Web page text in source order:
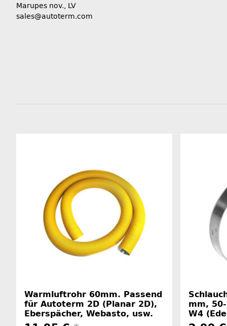
Marupes nov., LV
sales@autoterm.com
Warmluftrohr 60mm. Passend
für Autoterm 2D (Planar 2D),
Eberspächer, Webasto, usw.
mm,
W4